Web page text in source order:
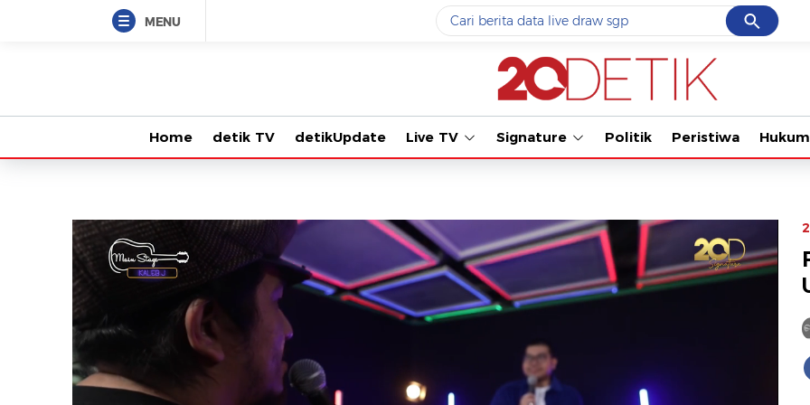
MENU Cancel
Yang sedang ramai dicari
data live draw sgp
#3prabowo
#5demo
Promoted
Terakhir yang dicari
Home detik TV detikUpdate Live TV Signature Politik Peristiwa Hukum